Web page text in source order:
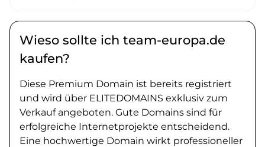
Wieso sollte ich team-europa.de
kaufen?
Diese Premium Domain ist bereits registriert
und wird über ELITEDOMAINS exklusiv zum
Verkauf angeboten. Gute Domains sind für
erfolgreiche Internetprojekte entscheidend.
Eine hochwertige Domain wirkt professioneller